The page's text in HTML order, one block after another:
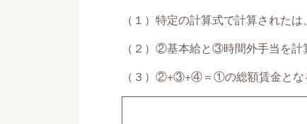
（１）特定の計算式で計算された
（２）②基本給と③時間外手当を
（３）②+③+④＝①の総額賃金とな